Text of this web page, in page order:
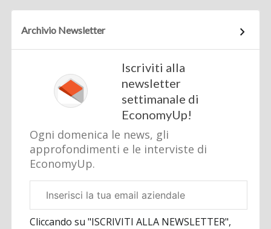
Archivio Newsletter
Iscriviti alla
newsletter
settimanale di
EconomyUp!
Ogni domenica le news, gli
approfondimenti e le interviste di
EconomyUp.
aziendale
Cliccando su "ISCRIVITI ALLA NEWSLETTER",